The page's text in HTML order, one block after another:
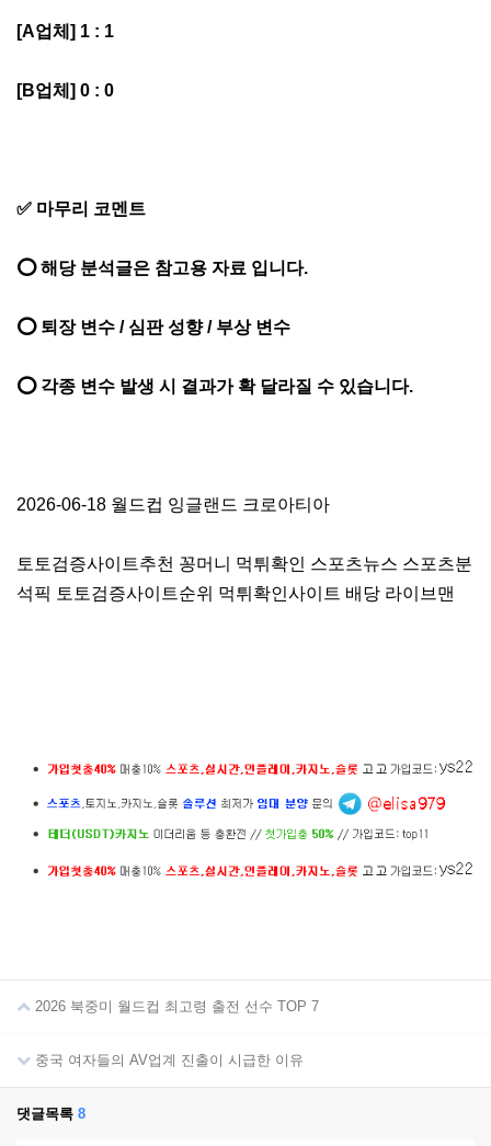
[A업체] 1 : 1
[B업체] 0 : 0
✅ 마무리 코멘트
⭕ 해당 분석글은 참고용 자료 입니다.
⭕ 퇴장 변수 / 심판 성향 / 부상 변수
⭕ 각종 변수 발생 시 결과가 확 달라질 수 있습니다.
2026-06-18 월드컵 잉글랜드 크로아티아
토토검증사이트추천 꽁머니 먹튀확인 스포츠뉴스 스포츠분
석픽 토토검증사이트순위 먹튀확인사이트 배당 라이브맨
2026 북중미 월드컵 최고령 출전 선수 TOP 7
중국 여자들의 AV업계 진출이 시급한 이유
댓글목록 8